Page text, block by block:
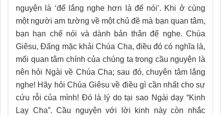
nguyện là ‘để lắng nghe hơn là để nói’. Khi ở cùng
một người am tường về một chủ đề mà bạn quan tâm,
bạn hạn chế nói và dành bản thân để nghe. Chúa
Giêsu, Đấng mặc khải Chúa Cha, điều đó có nghĩa là,
mối quan tâm chính của chúng ta trong cầu nguyện là
nên hỏi Ngài về Chúa Cha; sau đó, chuyên tâm lắng
nghe! Hãy hỏi Chúa Giêsu về điều gì cần nhất cho sự
cứu rỗi của mình! Đó là lý do tại sao Ngài dạy “Kinh
Lạy Cha”. Cầu nguyện với lời kinh này còn nhắc